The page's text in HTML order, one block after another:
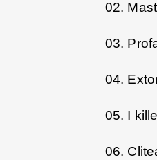
02.
03.
04.
05. I
06.